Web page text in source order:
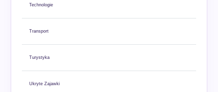
Technologie
Transport
Turystyka
Ukryte Zajawki